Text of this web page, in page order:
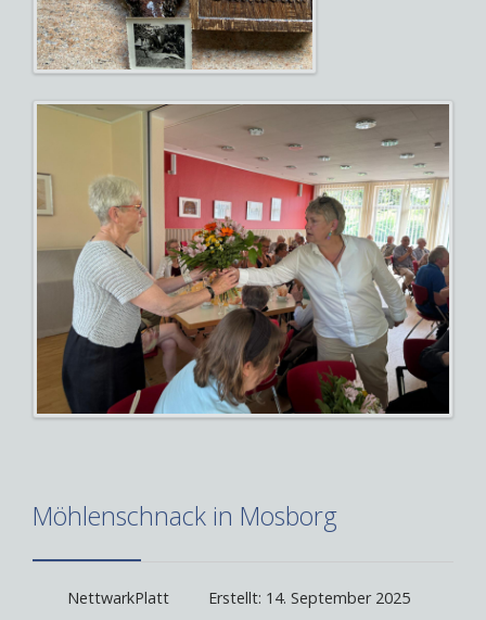
Möhlenschnack in Mosborg
NettwarkPlatt Erstellt: 14. September 2025